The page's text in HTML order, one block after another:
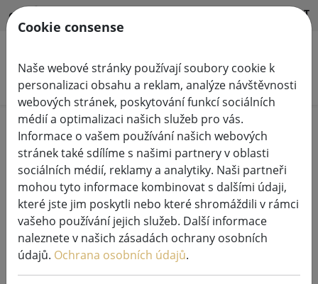
CS HILFE & SUPPORT
Hledat produkty
Home Pohádková světla
Kaemingk Lumineo LED
pohádková světla Basic se
stmívačem 240 LED teplá bílá
venkovní 18 m transparentní
Cookie consense
Naše webové stránky používají soubory cookie k
personalizaci obsahu a reklam, analýze návštěvnosti
webových stránek, poskytování funkcí sociálních
médií a optimalizaci našich služeb pro vás.
Informace o vašem používání našich webových
stránek také sdílíme s našimi partnery v oblasti
sociálních médií, reklamy a analytiky. Naši partneři
mohou tyto informace kombinovat s dalšími údaji,
které jste jim poskytli nebo které shromáždili v rámci
vašeho používání jejich služeb. Další informace
naleznete v našich zásadách ochrany osobních
údajů. Ochrana osobních údajů.